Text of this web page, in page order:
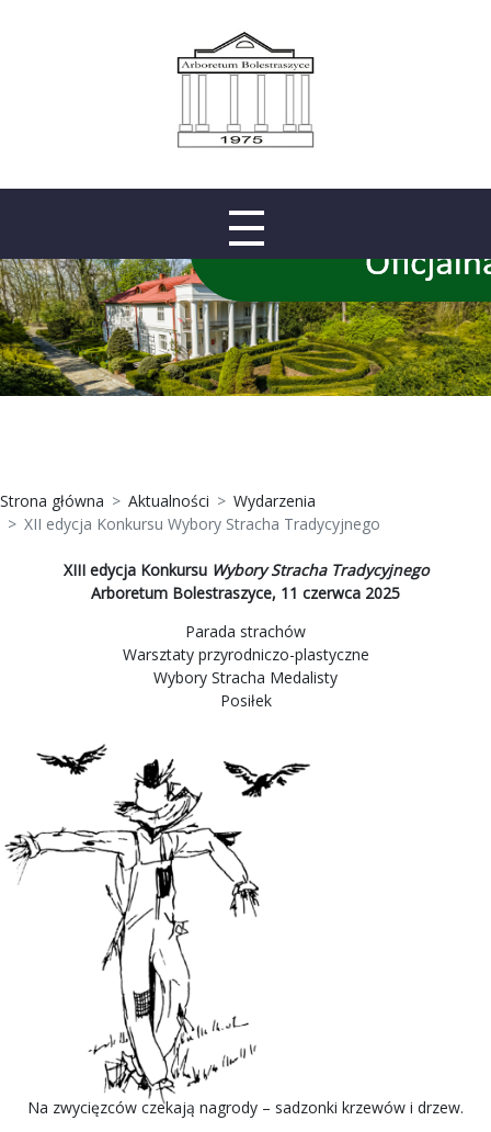
Strona główna Aktualności
Wydarzenia
XII edycja Konkursu Wybory Stracha Tradycyjnego
XIII edycja Konkursu Wybory Stracha Tradycyjnego
Arboretum Bolestraszyce, 11 czerwca 2025
Parada strachów
Warsztaty przyrodniczo-plastyczne
Wybory Stracha Medalisty
Posiłek
Na zwycięzców czekają nagrody – sadzonki krzewów i drzew.